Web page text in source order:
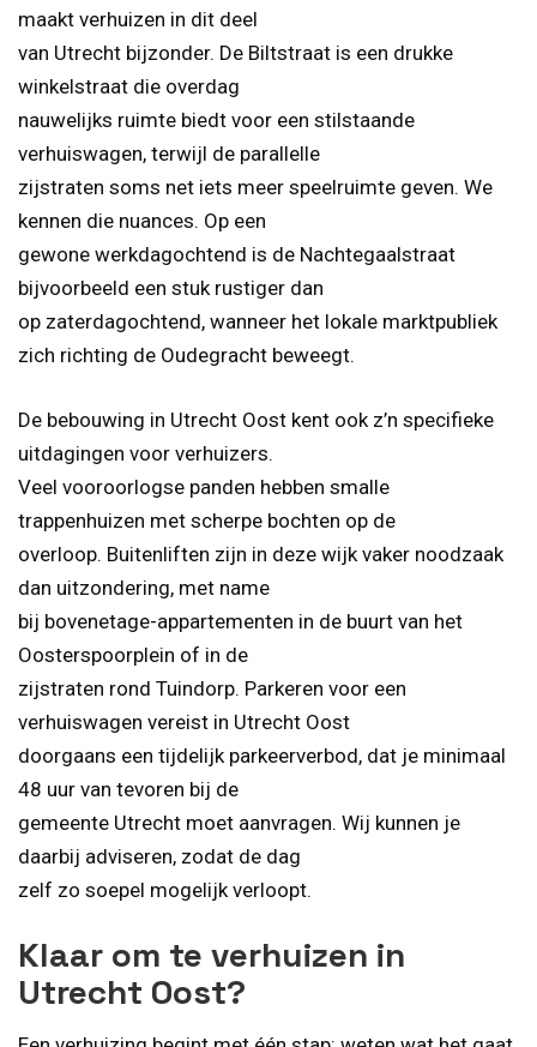
maakt verhuizen in dit deel
van Utrecht bijzonder. De Biltstraat is een drukke
winkelstraat die overdag
nauwelijks ruimte biedt voor een stilstaande
verhuiswagen, terwijl de parallelle
zijstraten soms net iets meer speelruimte geven. We
kennen die nuances. Op een
gewone werkdagochtend is de Nachtegaalstraat
bijvoorbeeld een stuk rustiger dan
op zaterdagochtend, wanneer het lokale marktpubliek
zich richting de Oudegracht beweegt.
De bebouwing in Utrecht Oost kent ook z’n specifieke
uitdagingen voor verhuizers.
Veel vooroorlogse panden hebben smalle
trappenhuizen met scherpe bochten op de
overloop. Buitenliften zijn in deze wijk vaker noodzaak
dan uitzondering, met name
bij bovenetage-appartementen in de buurt van het
Oosterspoorplein of in de
zijstraten rond Tuindorp. Parkeren voor een
verhuiswagen vereist in Utrecht Oost
doorgaans een tijdelijk parkeerverbod, dat je minimaal
48 uur van tevoren bij de
gemeente Utrecht moet aanvragen. Wij kunnen je
daarbij adviseren, zodat de dag
zelf zo soepel mogelijk verloopt.
Klaar om te verhuizen in
Utrecht Oost?